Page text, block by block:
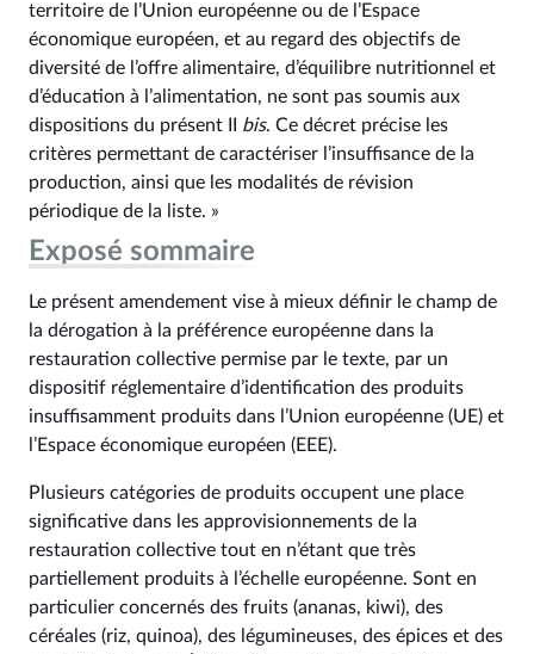
territoire de l’Union européenne ou de l’Espace
économique européen, et au regard des objectifs de
diversité de l’offre alimentaire, d’équilibre nutritionnel et
d’éducation à l’alimentation, ne sont pas soumis aux
dispositions du présent II
bis. Ce décret précise les
critères permettant de caractériser l’insuffisance de la
production, ainsi que les modalités de révision
périodique de la liste. »
Exposé sommaire
Le présent amendement vise à mieux définir le champ de
la dérogation à la préférence européenne dans la
restauration collective permise par le texte, par un
dispositif réglementaire d’identification des produits
insuffisamment produits dans l’Union européenne (UE) et
l’Espace économique européen (EEE).
Plusieurs catégories de produits occupent une place
significative dans les approvisionnements de la
restauration collective tout en n’étant que très
partiellement produits à l’échelle européenne. Sont en
particulier concernés des fruits (ananas, kiwi), des
céréales (riz, quinoa), des légumineuses, des épices et des